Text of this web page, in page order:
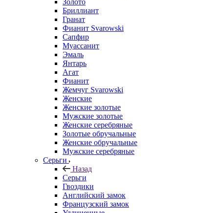
Золото
Бриллиант
Гранат
Фианит Svarowski
Сапфир
Муассанит
Эмаль
Янтарь
Агат
Фианит
Жемчуг Svarowski
Женские
Женские золотые
Мужские золотые
Женские серебряные
Золотые обручальные
Женские обручальные
Мужские серебряные
Серьги
Назад
Серьги
Гвоздики
Английский замок
Французский замок